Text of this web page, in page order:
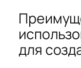
для